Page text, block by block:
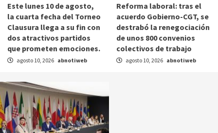
Este lunes 10 de agosto,
la cuarta fecha del Torneo
Clausura llega a su fin con
dos atractivos partidos
que prometen emociones.
agosto 10, 2026 abnotiweb
Reforma laboral: tras el
acuerdo Gobierno-CGT, se
destrabó la renegociación
de unos 800 convenios
colectivos de trabajo
agosto 10, 2026 abnotiweb